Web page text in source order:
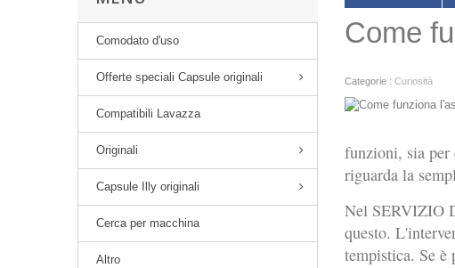
Comodato d'uso
Offerte speciali Capsule originali
Compatibili Lavazza
Originali
Capsule Illy originali
Cerca per macchina
Altro
Come
Categorie : Curiosità
funzioni, sia per
riguarda la
Nel SERVIZIO
questo.
tempistica. Se è